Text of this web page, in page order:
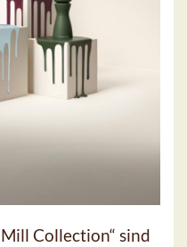
Collection“ sind